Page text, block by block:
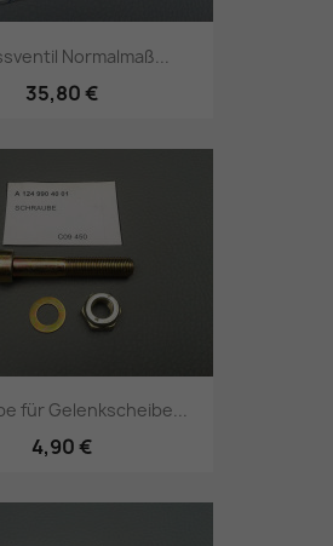
Normalmaß...
35,80 €
für Gelenkscheibe...
4,90 €